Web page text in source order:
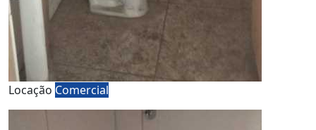
Locação Comercial